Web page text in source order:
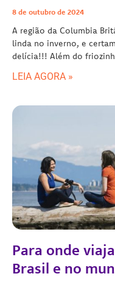
8 de outubro de 2024
A região da Columbia
linda no inverno, e
delícia!!! Além do
LEIA AGORA »
Para onde
Brasil e no